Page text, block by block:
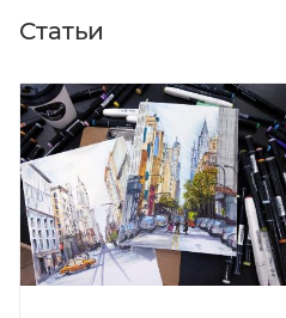
Статьи